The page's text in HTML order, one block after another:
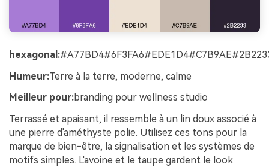
hexagonal:
Humeur:Terre à la terre, moderne, calme
Meilleur pour:branding pour wellness studio
Terrassé et apaisant, il ressemble à un lin doux associé à
une pierre d'améthyste polie. Utilisez ces tons pour la
marque de bien-être, la signalisation et les systèmes de
motifs simples. L'avoine et le taupe gardent le look